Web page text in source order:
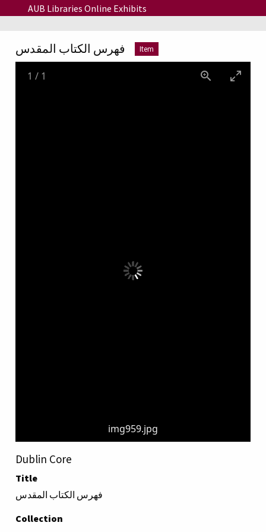
Skip to main content
AUB Libraries Online Exhibits
فهرس الكتاب المقدس Item
img959.jpg
1 / 1
Dublin Core
Title
فهرس الكتاب المقدس
Collection